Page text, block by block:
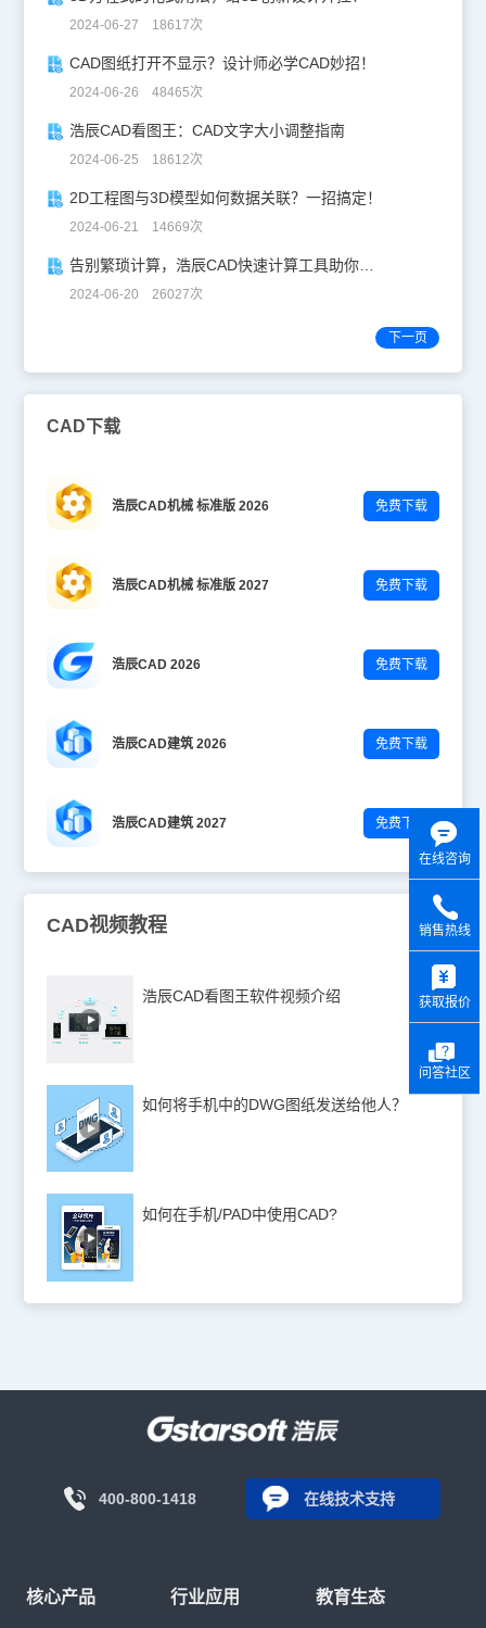
2024-06-27 18617次
CAD图纸打开不显示？设计师必学CAD妙招！
2024-06-26 48465次
浩辰CAD看图王：CAD文字大小调整指南
2024-06-25 18612次
2D工程图与3D模型如何数据关联？一招搞定！
2024-06-21 14669次
告别繁琐计算，浩辰CAD快速计算工具助你一臂之力！
2024-06-20 26027次
下一页
CAD下载
浩辰CAD机械 标准版 2026 免费下载
浩辰CAD机械 标准版 2027 免费下载
浩辰CAD 2026 免费下载
浩辰CAD建筑 2026 免费下载
浩辰CAD建筑 2027 免费下载
CAD视频教程
浩辰CAD看图王软件视频介绍
如何将手机中的DWG图纸发送给他人？
如何在手机/PAD中使用CAD?
400-800-1418 在线技术支持
核心产品 行业应用 教育生态
在线咨询
销售热线
获取报价
问答社区